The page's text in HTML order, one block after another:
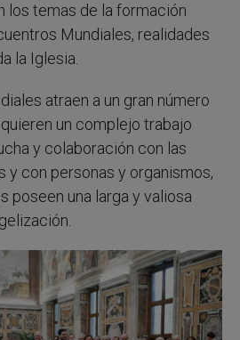
los temas de la formación
Mundiales, realidades
la Iglesia.
atraen a un gran número
un complejo trabajo
y colaboración con las
y con personas y organismos,
poseen una larga y valiosa